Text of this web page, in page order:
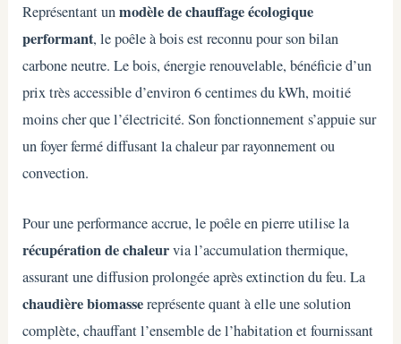
Représentant unmodèle de chauffage écologique
performant, le poêle à bois est reconnu pour son bilan
carbone neutre. Le bois, énergie renouvelable, bénéficie d’un
prix très accessible d’environ 6 centimes du kWh, moitié
moins cher que l’électricité. Son fonctionnement s’appuie sur
un foyer fermé diffusant la chaleur par rayonnement ou
convection.
Pour une performance accrue, le poêle en pierre utilise la
récupération de chaleurvia l’accumulation thermique,
assurant une diffusion prolongée après extinction du feu. La
chaudière biomassereprésente quant à elle une solution
complète, chauffant l’ensemble de l’habitation et fournissant